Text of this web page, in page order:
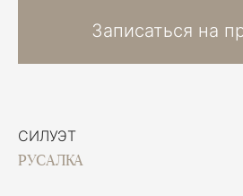
СИЛУЭТ
РУСАЛКА
Записаться на